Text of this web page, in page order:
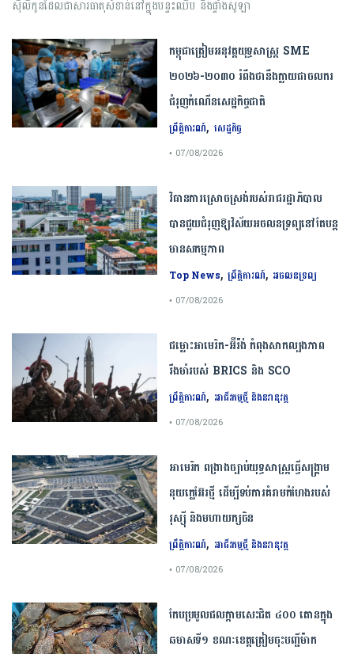
ស៊ីលីកូនដែលជាសារធាតុសំខាន់នៅក្នុងបន្ទះឈីប និងផ្ទាំងសូឡា
កម្ពុជា​ត្រៀមអនុវត្ត​យុទ្ធសាស្ត្រ​ ​SME​ ​
២០២៦​-​២០៣០​ រំពឹងថានឹងក្លាយ​ជា​ចលករ​
ជំរុញ​កំណើន​សេដ្ឋកិច្ច​ជាតិ​
ព្រឹត្តិការណ៍, សេដ្ឋកិច្ច
• 07/08/2026
វិធានការស្រោចស្រង់របស់រាជរដ្ឋាភិបាល​
បាន​ជួយ​ជំរុញឱ្យវិស័យ​អចលនទ្រព្យនៅតែបន្ត​
មានសកម្មភាព
Top News,ព្រឹត្តិការណ៍, អចលនទ្រព្យ
• 07/08/2026
ជម្លោះ​អាមេរិក​-​អ៊ីរ៉ង់​ ​កំពុង​សាកល្បង​ភាព​
រឹងមាំ​របស់​ ​BRICS​ ​និង​ ​SCO​
ព្រឹត្តិការណ៍, អាជីវកម្មថ្មី និងនវានុវត្ត
• 07/08/2026
​អាមេរិក​ ពង្រាងច្បាប់​យុទ្ធសាស្ត្រ​ធ្វើ​សង្គ្រាម​
នុយក្លេអ៊ែរ​ថ្មី ដើម្បីទប់ការគំរាមកំហែងរបស់​
រុស្ស៊ី និងមហាយក្សចិន
ព្រឹត្តិការណ៍, អាជីវកម្មថ្មី និងនវានុវត្ត
• 07/08/2026
កែប​ប្រមូល​ផល​ក្តាម​សេះ​ជិត​ ​៤០០ ​តោន​ក្នុង​
ឆមាស​ទី​១​ ​ខណៈ​ខេត្ត​ត្រៀម​ចុះបញ្ជី​ម៉ាក​